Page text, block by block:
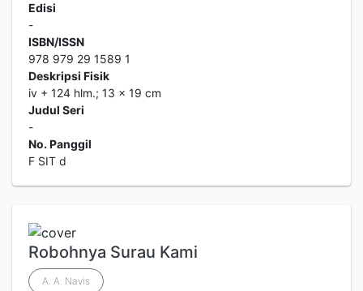
Edisi
-
ISBN/ISSN
978 979 29 1589 1
Deskripsi Fisik
iv + 124 hlm.; 13 x 19 cm
Judul Seri
-
No. Panggil
F SIT d
Robohnya Surau Kami
A. A. Navis